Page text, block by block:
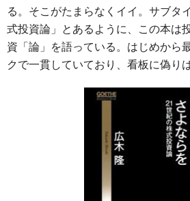
る。そこがたまらなくイイ。サブタ
式投資論」とあるように、この本は
資「論」を語っている。はじめから
クで一貫していており、看板に偽り